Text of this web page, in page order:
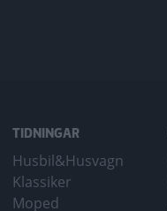
TIDNINGAR
Husbil&Husvagn
Klassiker
Moped